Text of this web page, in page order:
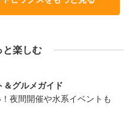
と楽しむ
＆グルメガイド
夜間開催や水系イベントも